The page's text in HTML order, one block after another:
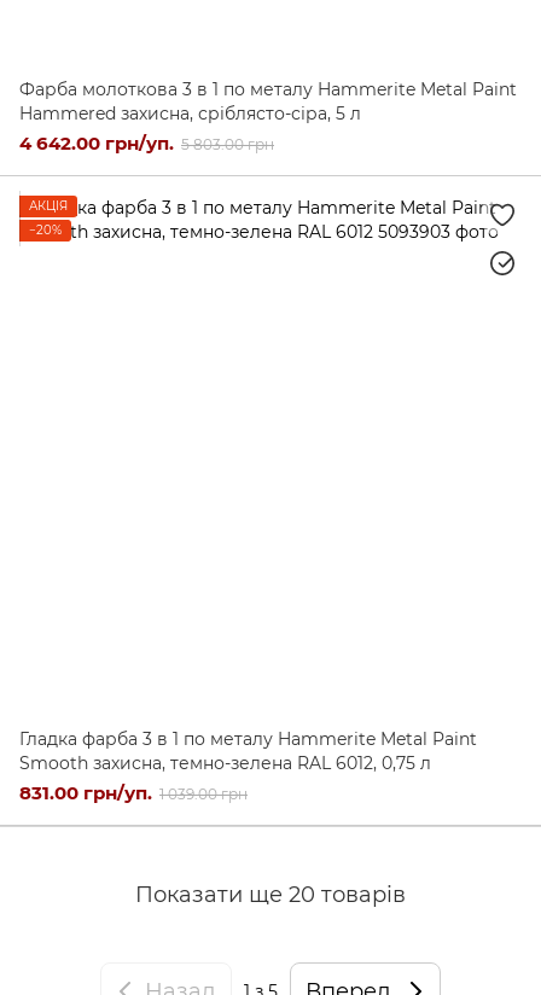
Фарба молоткова 3 в 1 по металу Hammerite Metal Paint
Hammered захисна, сріблясто-сіра, 5 л
4 642.00 грн/уп. 5 803.00 грн
АКЦІЯ
−20%
Гладка фарба 3 в 1 по металу Hammerite Metal Paint
Smooth захисна, темно-зелена RAL 6012, 0,75 л
831.00 грн/уп. 1 039.00 грн
Показати ще 20 товарів